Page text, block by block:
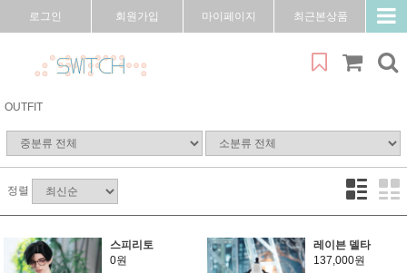
로그인 회원가입 마이페이지 최근본상품
OUTFIT
정렬
스피리토
0원
레이븐 델타
137,000원